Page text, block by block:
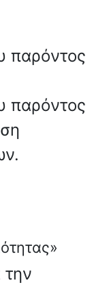
παρόντος
παρόντος
την